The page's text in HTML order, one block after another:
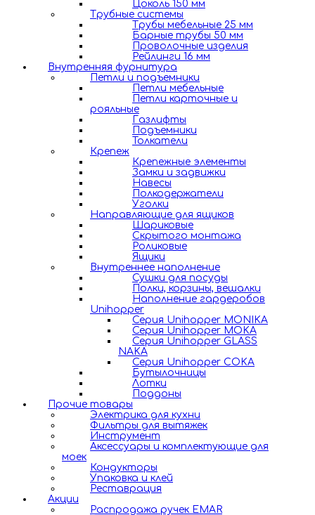
Цоколь 150 мм
Трубные системы
Трубы мебельные 25 мм
Барные трубы 50 мм
Проволочные изделия
Рейлинги 16 мм
Внутренняя фурнитура
Петли и подъемники
Петли мебельные
Петли карточные и
рояльные
Газлифты
Подъемники
Толкатели
Крепеж
Крепежные элементы
Замки и задвижки
Навесы
Полкодержатели
Уголки
Направляющие для ящиков
Шариковые
Скрытого монтажа
Роликовые
Ящики
Внутреннее наполнение
Сушки для посуды
Полки, корзины, вешалки
Наполнение гардеробов
Unihopper
Серия Unihopper MONIKA
Серия Unihopper MOKA
Серия Unihopper GLASS
NAKA
Серия Unihopper COKA
Бутылочницы
Лотки
Поддоны
Прочие товары
Электрика для кухни
Фильтры для вытяжек
Инструмент
Аксессуары и комплектующие для
моек
Кондукторы
Упаковка и клей
Реставрация
Акции
Распродажа ручек EMAR